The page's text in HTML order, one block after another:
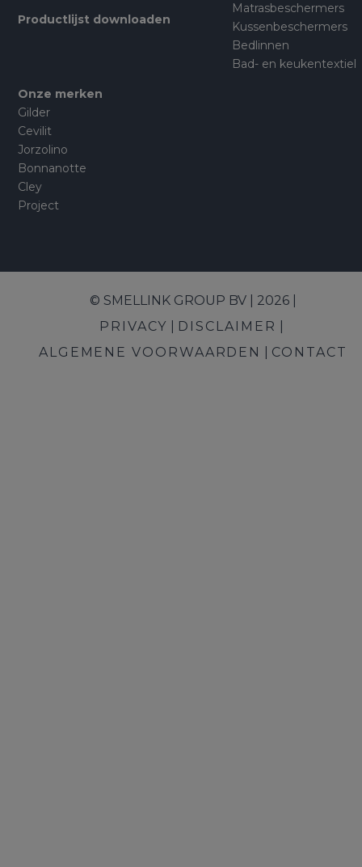
Productlijst downloaden
Matrasbeschermers
Kussenbeschermers
Bedlinnen
Bad- en keukentextiel
Onze merken
Gilder
Cevilit
Jorzolino
Bonnanotte
Cley
Project
© SMELLINK GROUP BV | 2026 |
PRIVACY
DISCLAIMER
ALGEMENE VOORWAARDEN
CONTACT